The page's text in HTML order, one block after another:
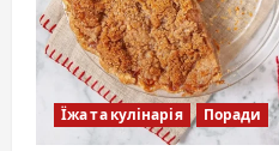
Їжа та кулінарія Поради